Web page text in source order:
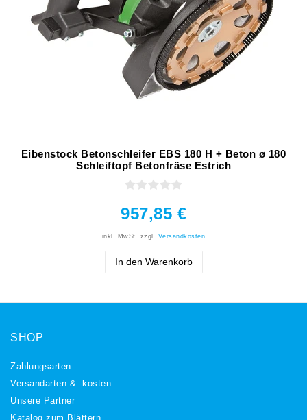
Eibenstock Betonschleifer EBS 180 H + Beton ø 180
Schleiftopf Betonfräse Estrich
957,85 €
inkl. MwSt. zzgl. Versandkosten
In den Warenkorb
SHOP
Zahlungsarten
Versandarten & -kosten
Unsere Partner
Katalog zum Blättern